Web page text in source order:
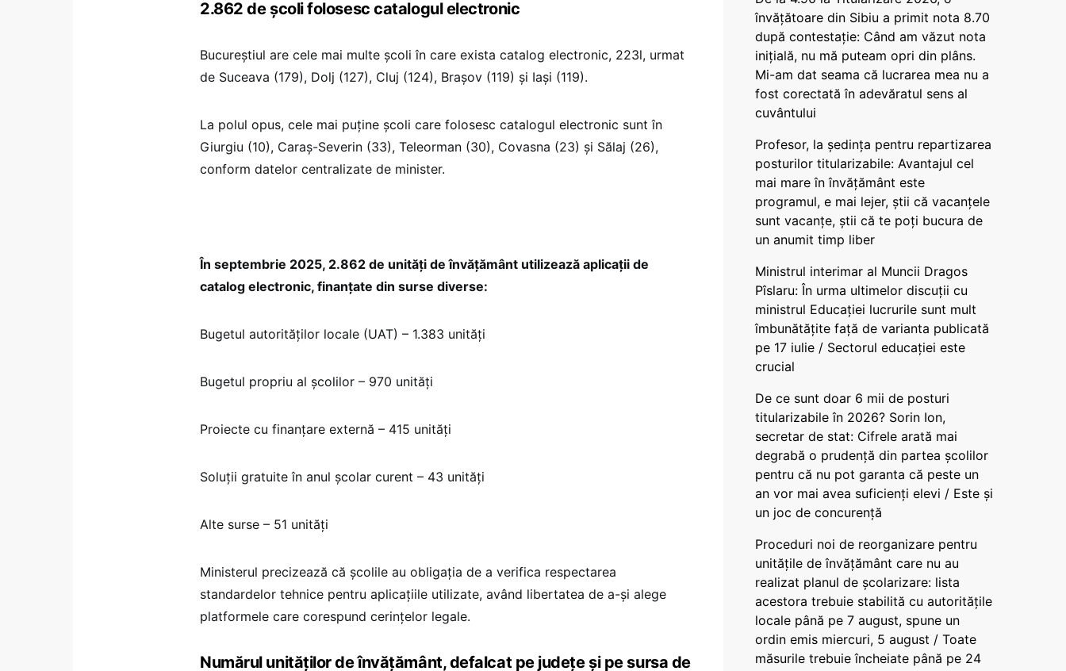
2.862 de școli folosesc catalogul electronic
Bucureștiul are cele mai multe școli în care exista catalog electronic, 223l, urmat
de Suceava (179), Dolj (127), Cluj (124), Brașov (119) și Iași (119).
La polul opus, cele mai puține școli care folosesc catalogul electronic sunt în
Giurgiu (10), Caraș-Severin (33), Teleorman (30), Covasna (23) și Sălaj (26),
conform datelor centralizate de minister.
În septembrie 2025, 2.862 de unități de învățământ utilizează aplicații de
catalog electronic, finanțate din surse diverse:
Bugetul autorităților locale (UAT) – 1.383 unități
Bugetul propriu al școlilor – 970 unități
Proiecte cu finanțare externă – 415 unități
Soluții gratuite în anul școlar curent – 43 unități
Alte surse – 51 unități
Ministerul precizează că școlile au obligația de a verifica respectarea
standardelor tehnice pentru aplicațiile utilizate, având libertatea de a-și alege
platformele care corespund cerințelor legale.
Numărul unităților de învățământ, defalcat pe județe și pe sursa de
învățătoare din Sibiu a primit nota 8.70
după contestație: Când am văzut nota
inițială, nu mă puteam opri din plâns.
Mi-am dat seama că lucrarea mea nu a
fost corectată în adevăratul sens al
cuvântului
Profesor, la ședința pentru repartizarea
posturilor titularizabile: Avantajul cel
mai mare în învățământ este
programul, e mai lejer, știi că vacanțele
sunt vacanţe, știi că te poți bucura de
un anumit timp liber
Ministrul interimar al Muncii Dragos
Pîslaru: În urma ultimelor discuții cu
ministrul Educației lucrurile sunt mult
îmbunătățite față de varianta publicată
pe 17 iulie / Sectorul educației este
crucial
De ce sunt doar 6 mii de posturi
titularizabile în 2026? Sorin Ion,
secretar de stat: Cifrele arată mai
degrabă o prudență din partea școlilor
pentru că nu pot garanta că peste un
an vor mai avea suficienți elevi / Este și
un joc de concurență
Proceduri noi de reorganizare pentru
unitățile de învățământ care nu au
realizat planul de școlarizare: lista
acestora trebuie stabilită cu autoritățile
locale până pe 7 august, spune un
ordin emis miercuri, 5 august / Toate
măsurile trebuie încheiate până pe 24